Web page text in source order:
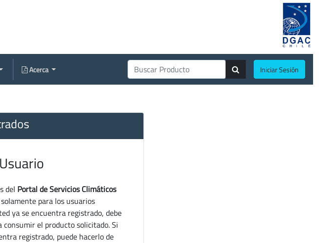
Acerca Iniciar Sesión
del Portal de Servicios Climáticos
para los usuarios
ya se encuentra registrado, debe
consumir el producto solicitado. Si
registrado, puede hacerlo de